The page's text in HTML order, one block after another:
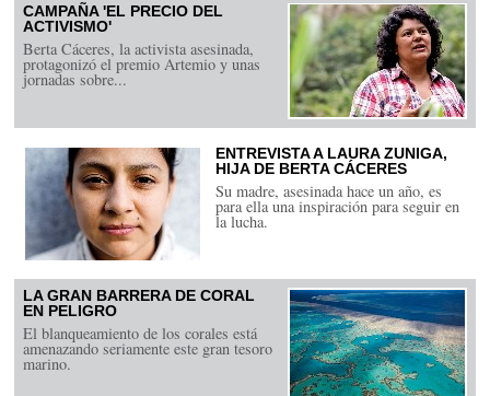
CAMPAÑA 'EL PRECIO DEL
ACTIVISMO'
Berta Cáceres, la activista asesinada,
protagonizó el premio Artemio y unas
jornadas sobre...
ENTREVISTA A LAURA ZUNIGA,
HIJA DE BERTA CÁCERES
Su madre, asesinada hace un año, es
para ella una inspiración para seguir en
la lucha.
LA GRAN BARRERA DE CORAL
EN PELIGRO
El blanqueamiento de los corales está
amenazando seriamente este gran tesoro
marino.